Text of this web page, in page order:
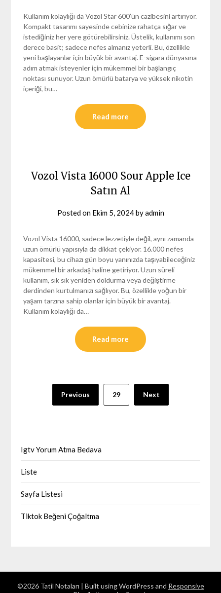
Kullanım kolaylığı da Vozol Star 600’ün cazibesini artırıyor.
Kompakt tasarımı sayesinde cebinize rahatça sığar ve
istediğiniz her yere götürebilirsiniz. Üstelik, kullanımı son
derece basit; sadece nefes almanız yeterli. Bu, özellikle
yeni başlayanlar için büyük bir avantaj. E-sigara dünyasına
adım atmak isteyenler için mükemmel bir başlangıç
noktası sunuyor. Uzun ömürlü batarya ve yüksek nikotin
içeriği, bu…
Read more
Vozol Vista 16000 Sour Apple Ice
Satın Al
Posted on Ekim 5, 2024byadmin
Vozol Vista 16000, sadece lezzetiyle değil, aynı zamanda
uzun ömürlü yapısıyla da dikkat çekiyor. 16.000 nefes
kapasitesi, bu cihazı gün boyu yanınızda taşıyabileceğiniz
mükemmel bir arkadaş haline getiriyor. Uzun süreli
kullanım, sık sık yeniden doldurma veya değiştirme
derdinden kurtulmanızı sağlıyor. Bu, özellikle yoğun bir
yaşam tarzına sahip olanlar için büyük bir avantaj.
Kullanım kolaylığı da…
Read more
sayfalaması
Previous 29 Next
Igtv Yorum Atma Bedava
Liste
Sayfa Listesi
Tiktok Beğeni Çoğaltma
©2026 Tatil Notaları | Built using WordPress and Responsive